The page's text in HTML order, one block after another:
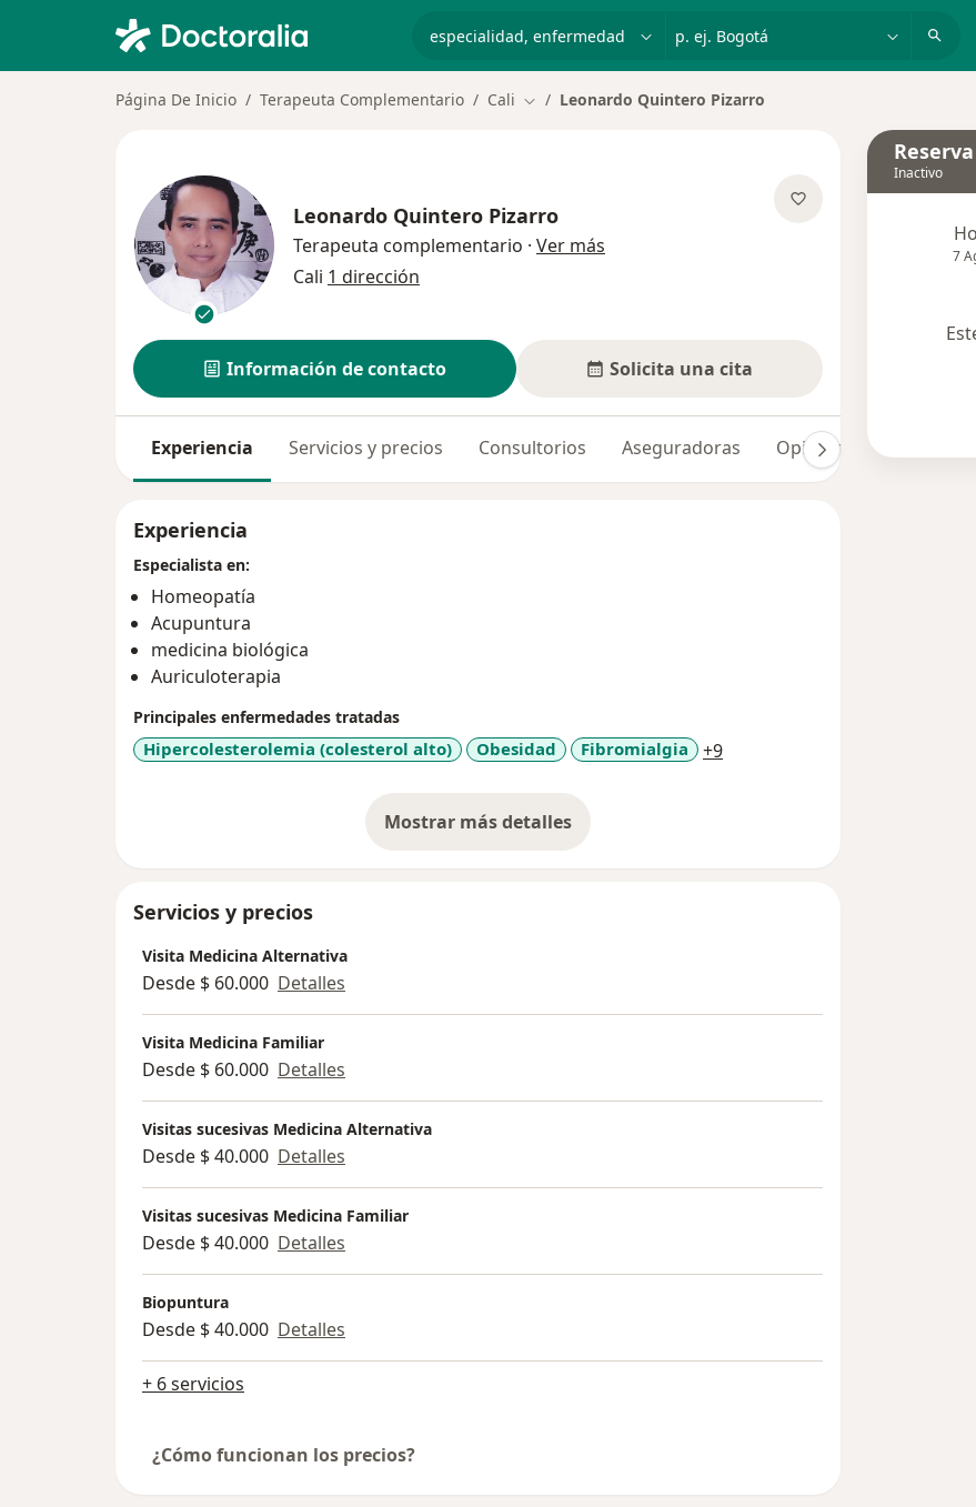
p. ej. Bogotá
Página De Inicio Terapeuta Complementario Cali Cambiar de ciudad
Leonardo Quintero Pizarro
Leonardo Quintero Pizarro
Terapeuta complementario · Ver más
Cali 1 dirección
Información de contacto Solicita una cita
Experiencia Servicios y precios Consultorios Aseguradoras Opiniones
Experiencia
Especialista en:
Homeopatía
Acupuntura
medicina biológica
Auriculoterapia
Principales enfermedades tratadas
Hipercolesterolemia (colesterol alto) Obesidad Fibromialgia +9a11y_sr_more_diseases
Mostrar más detalles
sobre la experiencia
Servicios y precios
Visita Medicina Alternativa
Desde $ 60.000 Detalles
Visita Medicina Familiar
Desde $ 60.000 Detalles
Visitas sucesivas Medicina Alternativa
Desde $ 40.000 Detalles
Visitas sucesivas Medicina Familiar
Desde $ 40.000 Detalles
Biopuntura
Desde $ 40.000 Detalles
+ 6 servicios
¿Cómo funcionan los precios?
Inactivo
7